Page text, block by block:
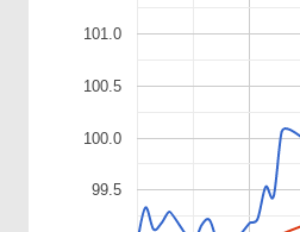
99.5
100.0
100.5
101.0